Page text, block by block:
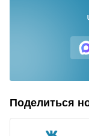
Поделиться